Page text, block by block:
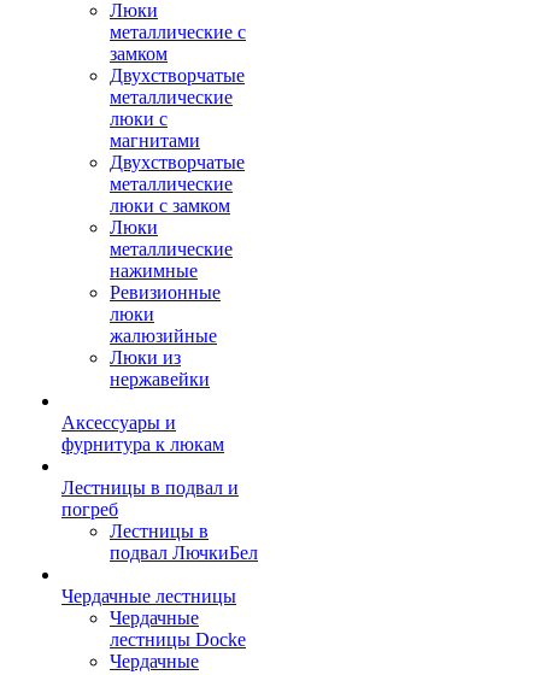
Люки
металлические с
замком
Двухстворчатые
металлические
люки с
магнитами
Двухстворчатые
металлические
люки с замком
Люки
металлические
нажимные
Ревизионные
люки
жалюзийные
Люки из
нержавейки
Аксессуары и
фурнитура к люкам
Лестницы в подвал и
погреб
Лестницы в
подвал ЛючкиБел
Чердачные лестницы
Чердачные
лестницы Docke
Чердачные